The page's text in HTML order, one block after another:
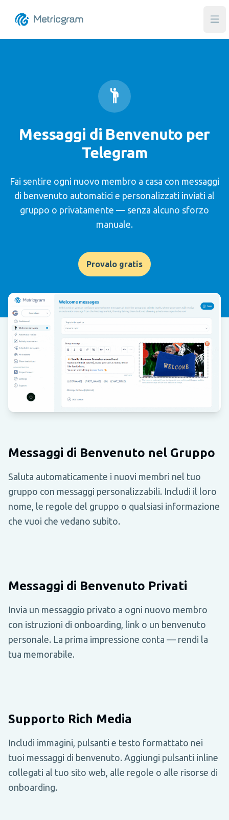
Messaggi di Benvenuto per
Telegram
Fai sentire ogni nuovo membro a casa con messaggi
di benvenuto automatici e personalizzati inviati al
gruppo o privatamente — senza alcuno sforzo
manuale.
Provalo gratis
Messaggi di Benvenuto nel Gruppo
Saluta automaticamente i nuovi membri nel tuo
gruppo con messaggi personalizzabili. Includi il loro
nome, le regole del gruppo o qualsiasi informazione
che vuoi che vedano subito.
Messaggi di Benvenuto Privati
Invia un messaggio privato a ogni nuovo membro
con istruzioni di onboarding, link o un benvenuto
personale. La prima impressione conta — rendi la
tua memorabile.
Supporto Rich Media
Includi immagini, pulsanti e testo formattato nei
tuoi messaggi di benvenuto. Aggiungi pulsanti inline
collegati al tuo sito web, alle regole o alle risorse di
onboarding.